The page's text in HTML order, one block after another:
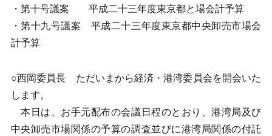
・第十号議案 平成二十三年度東京都と場会計予算
・第十九号議案 平成二十三年度東京都中央卸売市場会
計予算
○西岡委員長 ただいまから経済・港湾委員会を開会いた
します。
本日は、お手元配布の会議日程のとおり、港湾局及び
中央卸売市場関係の予算の調査並びに港湾局関係の付託